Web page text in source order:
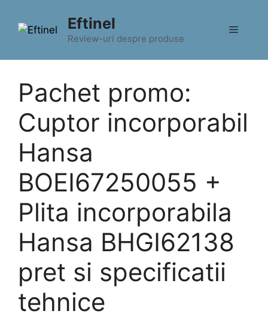
conținut
Eftinel
Review-uri despre produse
Meniu
Pachet promo:
Cuptor incorporabil
Hansa
BOEI67250055 +
Plita incorporabila
Hansa BHGI62138
pret si specificatii
tehnice